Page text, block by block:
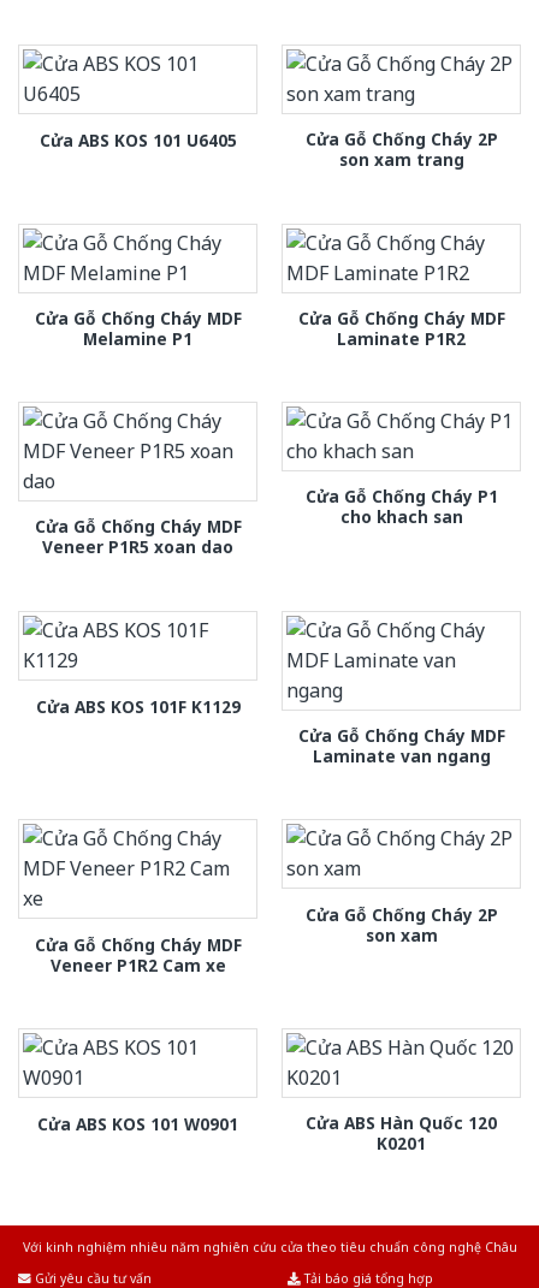
Cửa ABS KOS 101 U6405
Cửa Gỗ Chống Cháy 2P
son xam trang
Cửa Gỗ Chống Cháy MDF
Melamine P1
Cửa Gỗ Chống Cháy MDF
Laminate P1R2
Cửa Gỗ Chống Cháy MDF
Veneer P1R5 xoan dao
Cửa Gỗ Chống Cháy P1
cho khach san
Cửa ABS KOS 101F K1129
Cửa Gỗ Chống Cháy MDF
Laminate van ngang
Cửa Gỗ Chống Cháy MDF
Veneer P1R2 Cam xe
Cửa Gỗ Chống Cháy 2P
son xam
Cửa ABS KOS 101 W0901
Cửa ABS Hàn Quốc 120
K0201
Với kinh nghiệm nhiêu năm nghiên cứu cửa theo tiêu chuẩn công nghệ Châu
Gửi yêu cầu tư vấn
Tải báo giá tổng hợp